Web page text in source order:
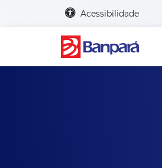
Acessibilidade